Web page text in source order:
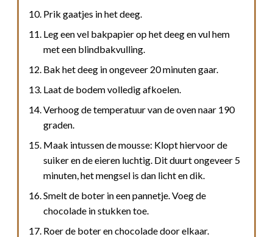
Prik gaatjes in het deeg.
Leg een vel bakpapier op het deeg en vul hem
met een blindbakvulling.
Bak het deeg in ongeveer 20 minuten gaar.
Laat de bodem volledig afkoelen.
Verhoog de temperatuur van de oven naar 190
graden.
Maak intussen de mousse: Klopt hiervoor de
suiker en de eieren luchtig. Dit duurt ongeveer 5
minuten, het mengsel is dan licht en dik.
Smelt de boter in een pannetje. Voeg de
chocolade in stukken toe.
Roer de boter en chocolade door elkaar.